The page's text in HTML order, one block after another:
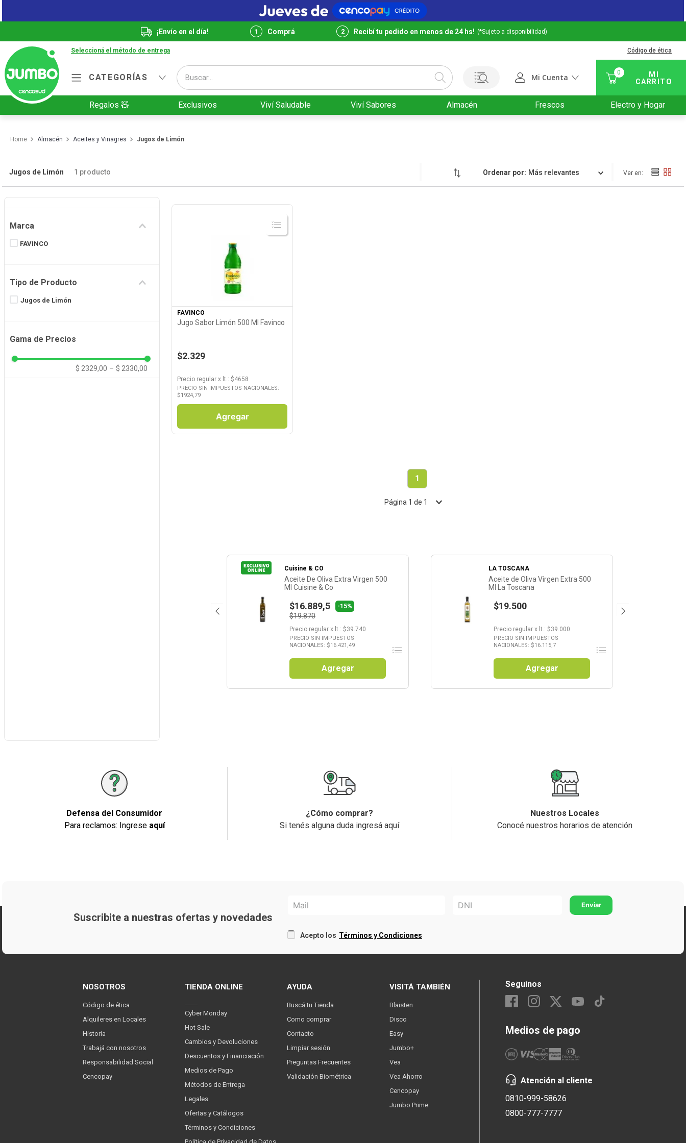
¡Envío en el día! Comprá Recibí tu pedido en menos de 24 hs! (*Sujeto a disponibilidad)
Seleccioná el método de entrega Código de ética
CATEGORÍAS
Buscar...
Mi Cuenta
0
Regalos 🧸 Exclusivos Viví Saludable Viví Sabores Almacén Frescos Electro y Hogar
Almacén Aceites y Vinagres Jugos de Limón
Jugos de Limón 1 producto Ordenar por Relevancia
Marca
FAVINCO
Tipo de Producto
Jugos de Limón
Gama de Precios
$ 2329,00 – $ 2330,00
Ver Producto
FAVINCO
Jugo Sabor Limón 500 Ml Favinco
$2.329
Precio regular x lt.: $4658
PRECIO SIN IMPUESTOS NACIONALES:
$1924,79
Agregar
1
Página 1 de 1
Cuisine & CO
Aceite De Oliva Extra Virgen 500
Ml Cuisine & Co
$16.889,5 -15%
$19.870
Precio regular x lt.: $39.740
PRECIO SIN IMPUESTOS
NACIONALES: $16.421,49
Agregar
LA TOSCANA
Aceite de Oliva Virgen Extra 500
Ml La Toscana
$19.500
Precio regular x lt.: $39.000
PRECIO SIN IMPUESTOS
NACIONALES: $16.115,7
Agregar
Defensa del Consumidor
Para reclamos: Ingrese aquí
¿Cómo comprar?
Si tenés alguna duda ingresá aquí
Nuestros Locales
Conocé nuestros horarios de atención
Suscribite a nuestras ofertas y novedades
Acepto los Términos y Condiciones
NOSOTROS
Código de ética
Alquileres en Locales
Historia
Trabajá con nosotros
Responsabilidad Social
Cencopay
TIENDA ONLINE
Cyber Monday
Hot Sale
Cambios y Devoluciones
Descuentos y Financiación
Medios de Pago
Métodos de Entrega
Legales
Ofertas y Catálogos
Términos y Condiciones
AYUDA
Buscá tu Tienda
Como comprar
Contacto
Limpiar sesión
Preguntas Frecuentes
Validación Biométrica
VISITÁ TAMBIÉN
Blaisten
Disco
Easy
Jumbo+
Vea
Vea Ahorro
Cencopay
Jumbo Prime
Seguinos
Medios de pago
Atención al cliente
0810-999-58626
0800-777-7777
Términos más buscados
2.
Cafe
Galletitas
7.
10.